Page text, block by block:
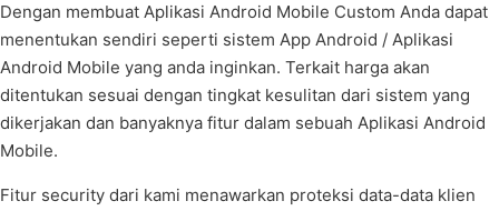
Dengan membuat Aplikasi Android Mobile Custom Anda dapat
menentukan sendiri seperti sistem App Android / Aplikasi
Android Mobile yang anda inginkan. Terkait harga akan
ditentukan sesuai dengan tingkat kesulitan dari sistem yang
dikerjakan dan banyaknya fitur dalam sebuah Aplikasi Android
Mobile.
Fitur security dari kami menawarkan proteksi data-data klien